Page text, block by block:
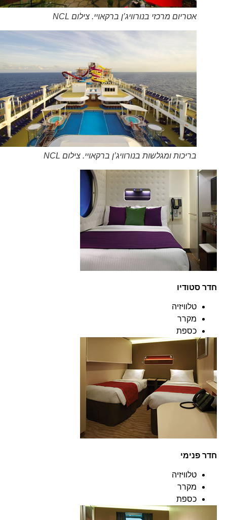
אטריום מרכזי בנורוויג’ן ברקאויי. צילום NCL
בריכות ומגלשות בנורוויג’ן ברקאויי. צילום NCL
חדר סטודיו
טלוויזיה
מקרר
כספת
חדר פנימי
טלוויזיה
מקרר
כספת